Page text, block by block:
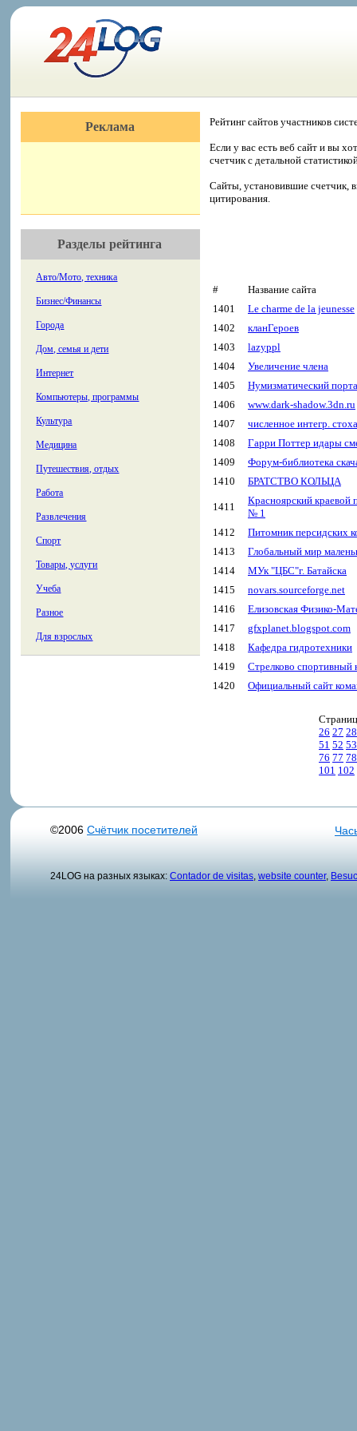
Реклама
Разделы рейтинга
Авто/Мото, техника
Бизнес/Финансы
Города
Дом, семья и дети
Интернет
Компьютеры, программы
Культура
Медицина
Путешествия, отдых
Работа
Развлечения
Спорт
Товары, услуги
Учеба
Разное
Для взрослых
Рейтинг сайтов участников
Если у вас есть веб сайт и вы
счетчик с детальной
Сайты, установившие счетчик,
цитирования.
#
Название сайта
1401
Le charme de la jeunesse
1402
кланГероев
1403
lazyppl
1404
Увеличение члена
1405
Нумизматический
1406
www.dark-shadow.3dn.ru
1407
численное интегр.
1408
Гарри Поттер идары
1409
Форум-библиотека
1410
БРАТСТВО КОЛЬЦА
1411
Красноярский краевой
№ 1
1412
Питомник персидских
1413
Глобальный мир
1414
МУк "ЦБС"г. Батайска
1415
novars.sourceforge.net
1416
Елизовская Физико-
1417
gfxplanet.blogspot.com
1418
Кафедра гидротехники
1419
Стрелково
1420
Официальный сайт
26 27 28
51 52 53
76 77 78
101 102
©2006 Счётчик посетителей
24LOG на разных языках: Contador de visitas website counter,